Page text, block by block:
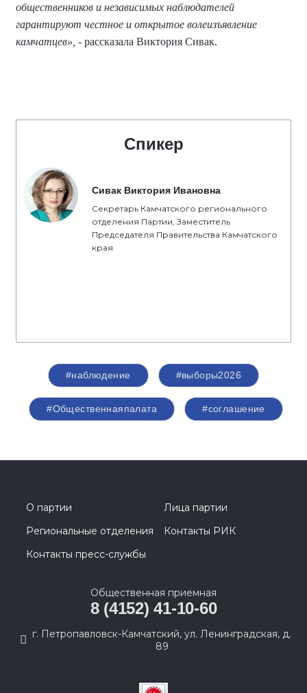
общественников и независимых наблюдателей
гарантируют честное и открытое волеизъявление
камчатцев», - рассказала Виктория Сивак.
Спикер
Сивак Виктория Ивановна
Секретарь Камчатского регионального
отделения Партии, Заместитель
Председателя Правительства Камчатского
края
#наблюдение #выборы2026
#Общественнаяпалата #соглашение
О партии
Лица партии
Региональные отделения
Контакты РИК
Контакты пресс-службы
Общественная приемная
8 (4152) 41-10-60
г. Петропавловск-Камчатский, ул. Ленинградская, д.
89